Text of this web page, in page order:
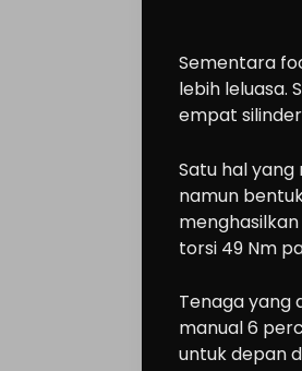
Cars
Ride
n
Drive
Tips
Sementara
lebih leluasa.
empat
Satu hal
namun
torsi 49 Nm
Tenaga yang
manual 6
untuk depan